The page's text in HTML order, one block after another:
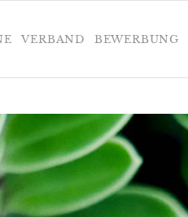
VERBAND BEWERBUNG